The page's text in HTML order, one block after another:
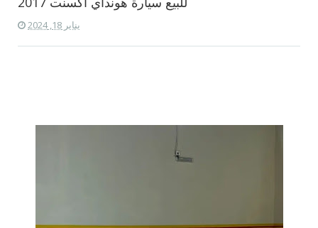
يناير 18, 2024